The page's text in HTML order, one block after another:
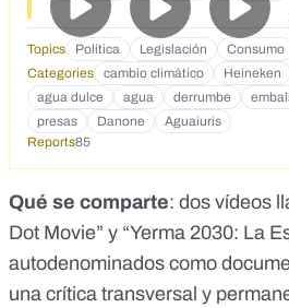
viene en una tubería y que está
no vas a poder controlar cuánta
precio te viene. Estas presas que supuestamente son
antiguas y hay que derribarlas es
poder justificar la barbaridad que
destinado una partida de 2.500
restaurar los ríos, para derribar
dinero está saliendo de nuestros
a quedar con su gestión. Vídeo de Pilar Esquinas en el
documental/reportaje titulado The
de cómo España lidera, a nivel
presas derrumbadas, y que la
sus cauces es que luego el agua
Topics Política Legislación Consumo
Categories
cambio climático Heineken
agua dulce
agua derrumbe
presas
Danone
Aguaiuris
Reports85
Qué se comparte: dos vídeos
Dot Movie” y “Yerma 2030: La
autodenominados como
una crítica transversal y